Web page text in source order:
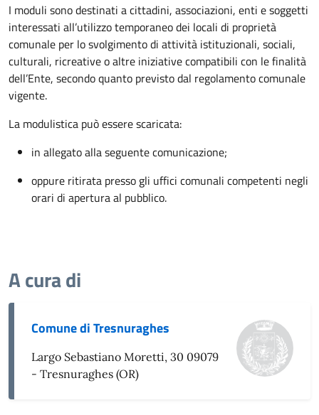
I moduli sono destinati a cittadini, associazioni, enti e soggetti
interessati all’utilizzo temporaneo dei locali di proprietà
comunale per lo svolgimento di attività istituzionali, sociali,
culturali, ricreative o altre iniziative compatibili con le finalità
dell’Ente, secondo quanto previsto dal regolamento comunale
vigente.
La modulistica può essere scaricata:
in allegato alla seguente comunicazione;
oppure ritirata presso gli uffici comunali competenti negli
orari di apertura al pubblico.
A cura di
Comune di Tresnuraghes
Largo Sebastiano Moretti, 30 09079
- Tresnuraghes (OR)